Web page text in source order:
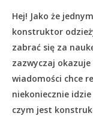
Hej! Jako że
konstruktor
zabrać się za
zazwyczaj
wiadomości chce
niekoniecznie
czym jest